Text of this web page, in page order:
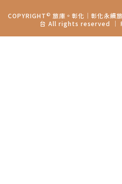
COPYRIGHT © 旅庫。彰化│彰化永續
台 All rights reserved ｜